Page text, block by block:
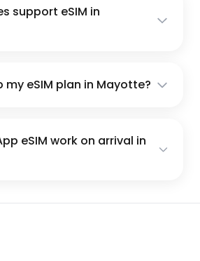
support eSIM in
my eSIM plan in Mayotte?
eSIM work on arrival in